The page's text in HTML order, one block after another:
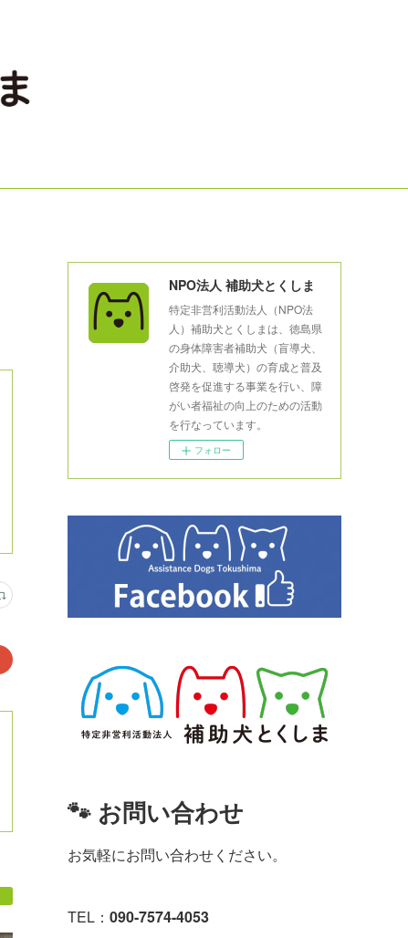
NPO法人 補助犬とくしま
特定非営利活動法人（NPO法
人）補助犬とくしまは、徳島県
の身体障害者補助犬（盲導犬、
介助犬、聴導犬）の育成と普及
啓発を促進する事業を行い、障
がい者福祉の向上のための活動
を行なっています。
フォロー
🐾 お問い合わせ
お気軽にお問い合わせください。
TEL： 090-7574-4053